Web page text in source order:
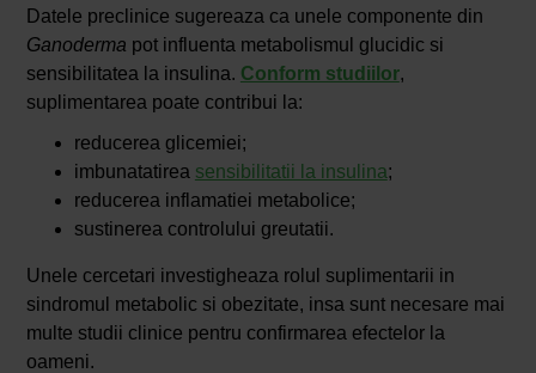
Datele preclinice sugereaza ca unele componente din
Ganoderma pot influenta metabolismul glucidic si
sensibilitatea la insulina. Conform studiilor,
suplimentarea poate contribui la:
reducerea glicemiei;
imbunatatirea sensibilitatii la insulina;
reducerea inflamatiei metabolice;
sustinerea controlului greutatii.
Unele cercetari investigheaza rolul suplimentarii in
sindromul metabolic si obezitate, insa sunt necesare mai
multe studii clinice pentru confirmarea efectelor la
oameni.